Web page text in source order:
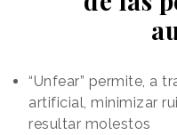
“Unfear” permite, a
artificial, minimizar
resultar molestos